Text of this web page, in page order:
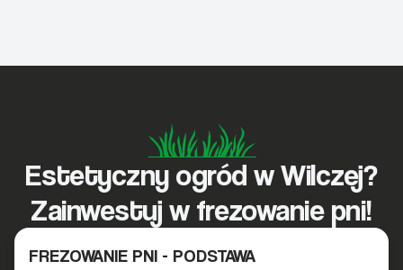
Estetyczny ogród w Wilczej?
Zainwestuj w frezowanie pni!
FREZOWANIE PNI - PODSTAWA